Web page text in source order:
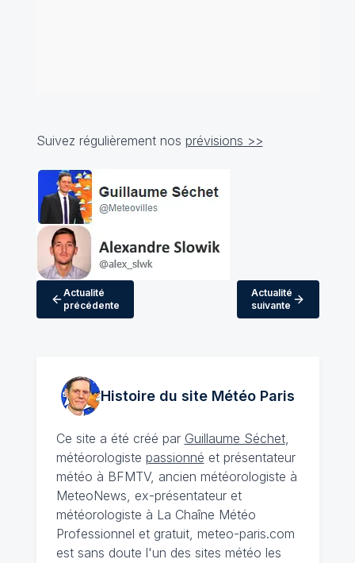
Suivez régulièrement nos prévisions >>
Actualité
précédente
Actualité
suivante
Histoire du site MétéoParis
Ce site a été créé par Guillaume Séchet,
météorologiste passionné et présentateur
météo à BFMTV, ancien météorologiste à
MeteoNews, ex-présentateur et
météorologiste à La Chaîne Météo
Professionnel et gratuit, meteo-paris.com
est sans doute l'un des sites météo les